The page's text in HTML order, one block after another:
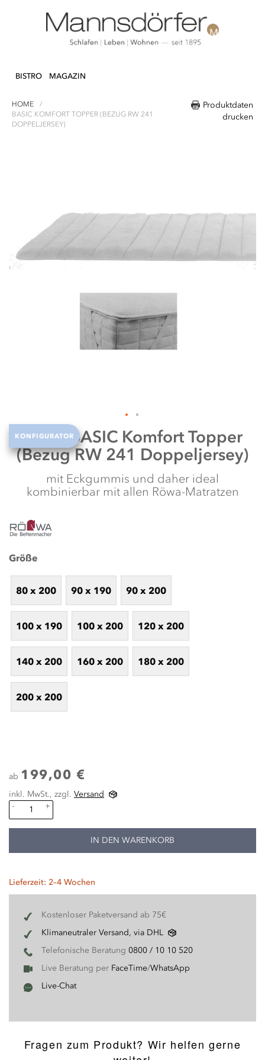
zum
BISTRO MAGAZIN
Produktdaten
drucken
HOME
BASIC KOMFORT TOPPER (BEZUG RW 241
DOPPELJERSEY)
Anfang
der
Bildergalerie
KONFIGURATOR
Röwa BASIC Komfort Topper
(Bezug RW 241 Doppeljersey)
mit Eckgummis und daher ideal
kombinierbar mit allen Röwa-Matratzen
Größe
80 x 200 90 x 190 90 x 200
100 x 190 100 x 200 120 x 200
140 x 200 160 x 200 180 x 200
200 x 200
ab 199,00 €
inkl. MwSt., zzgl. Versand
-
+
IN DEN WARENKORB
Lieferzeit: 2–4 Wochen
Kostenloser Paketversand ab 75€
Klimaneutraler Versand, via DHL
Telefonische Beratung 0800 / 10 10 520
Live Beratung per FaceTime/WhatsApp
Live-Chat
Fragen zum Produkt? Wir helfen gerne